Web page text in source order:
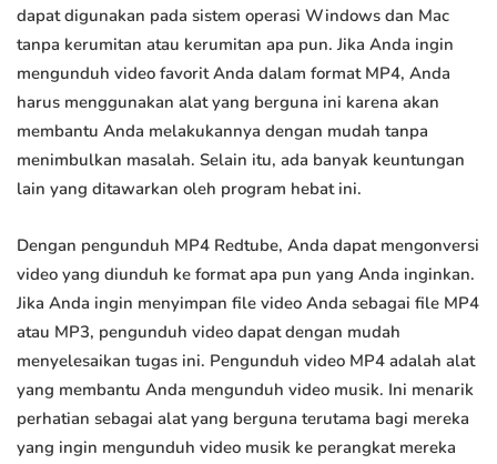
dapat digunakan pada sistem operasi Windows dan Mac
tanpa kerumitan atau kerumitan apa pun. Jika Anda ingin
mengunduh video favorit Anda dalam format MP4, Anda
harus menggunakan alat yang berguna ini karena akan
membantu Anda melakukannya dengan mudah tanpa
menimbulkan masalah. Selain itu, ada banyak keuntungan
lain yang ditawarkan oleh program hebat ini.
Dengan pengunduh MP4 Redtube, Anda dapat mengonversi
video yang diunduh ke format apa pun yang Anda inginkan.
Jika Anda ingin menyimpan file video Anda sebagai file MP4
atau MP3, pengunduh video dapat dengan mudah
menyelesaikan tugas ini. Pengunduh video MP4 adalah alat
yang membantu Anda mengunduh video musik. Ini menarik
perhatian sebagai alat yang berguna terutama bagi mereka
yang ingin mengunduh video musik ke perangkat mereka